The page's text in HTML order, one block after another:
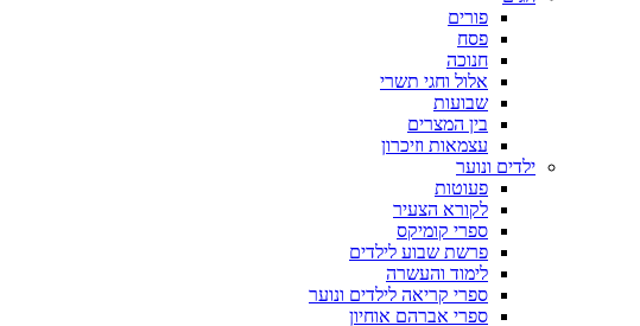
פורים
פסח
חנוכה
אלול וחגי תשרי
שבועות
בין המצרים
עצמאות וזיכרון
ילדים ונוער
פעוטות
לקורא הצעיר
ספרי קומיקס
פרשת שבוע לילדים
לימוד והעשרה
ספרי קריאה לילדים ונוער
ספרי אברהם אוחיון